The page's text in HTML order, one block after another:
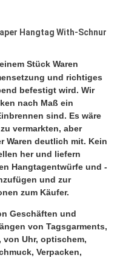
Hangtag With-Schnur
Stück Waren
und richtiges
befestigt wird. Wir
nach Maß ein
sind. Es wäre
vermarkten, aber
Waren deutlich mit. Kein
her und liefern
Hangtagentwürfe und -
und zur
zum Käufer.
Geschäften und
von Tagsgarments,
Uhr, optischem,
Verpacken,